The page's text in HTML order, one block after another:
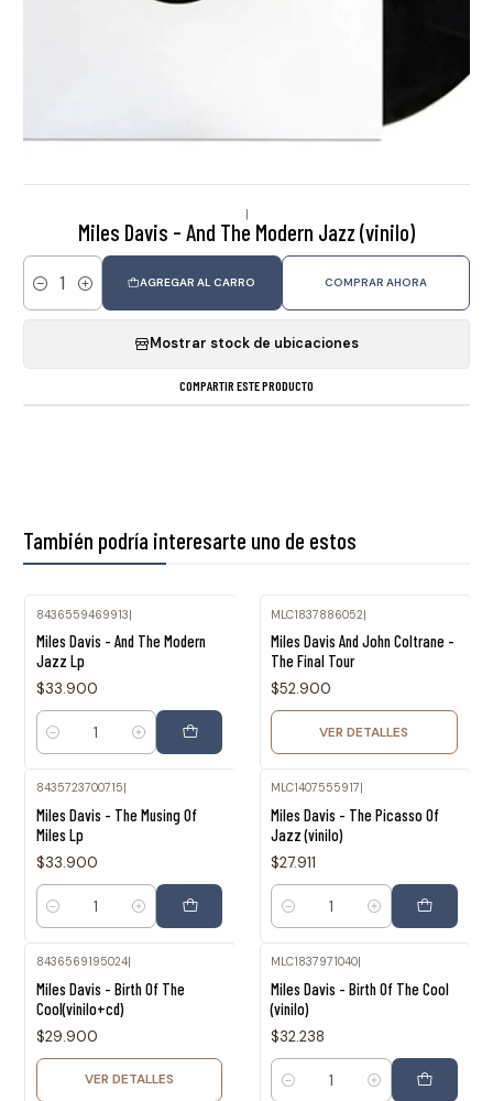
|
Miles Davis - And The Modern Jazz (vinilo)
Cantidad
AGREGAR AL CARRO COMPRAR AHORA
Mostrar stock de ubicaciones
COMPARTIR ESTE PRODUCTO
También podría interesarte uno de estos
8436559469913|
Miles Davis - And The Modern
Jazz Lp
$33.900
Cantidad
MLC1837886052|
Miles Davis And John Coltrane -
The Final Tour
$52.900
VER DETALLES
8435723700715
Miles Davis - The Musing Of
Miles Lp
$33.900
Cantidad
MLC1407555917
Miles Davis - The Picasso Of
Jazz (vinilo)
$27.911
Cantidad
8436569195024|
Miles Davis - Birth Of The
Cool(vinilo+cd)
$29.900
VER DETALLES
MLC1837971040|
Miles Davis - Birth Of The Cool
(vinilo)
$32.238
Cantidad